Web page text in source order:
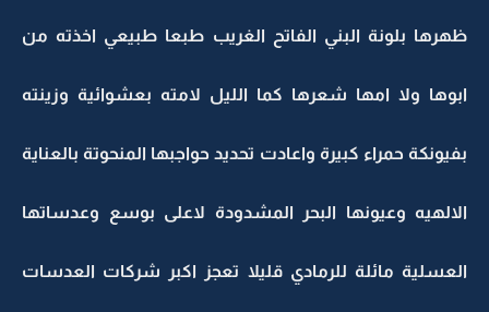
ظهرها بلونة البني الفاتح الغريب طبعا طبيعي اخذته من
ابوها ولا امها شعرها كما الليل لامته بعشوائية وزينته
بفيونكة حمراء كبيرة واعادت تحديد حواجبها المنحوتة بالعناية
الالهيه وعيونها البحر المشدودة لاعلى بوسع وعدساتها
العسلية مائلة للرمادي قليلا تعجز اكبر شركات العدسات